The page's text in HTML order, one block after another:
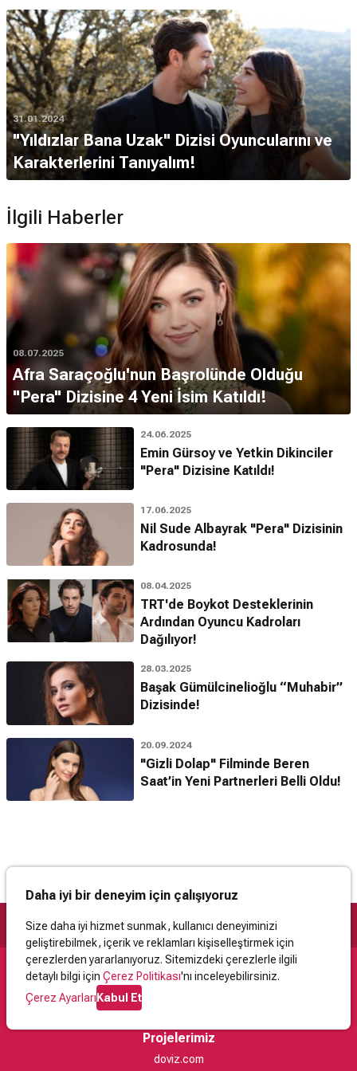
31.01.2024
"Yıldızlar Bana Uzak" Dizisi Oyuncularını ve
Karakterlerini Tanıyalım!
İlgili Haberler
08.07.2025
Afra Saraçoğlu'nun Başrolünde Olduğu
"Pera" Dizisine 4 Yeni İsim Katıldı!
24.06.2025
Emin Gürsoy ve Yetkin Dikinciler
"Pera" Dizisine Katıldı!
17.06.2025
Nil Sude Albayrak "Pera" Dizisinin
Kadrosunda!
08.04.2025
TRT'de Boykot Desteklerinin
Ardından Oyuncu Kadroları
Dağılıyor!
28.03.2025
Başak Gümülcinelioğlu “Muhabir”
Dizisinde!
20.09.2024
"Gizli Dolap" Filminde Beren
Saat’in Yeni Partnerleri Belli Oldu!
Daha iyi bir deneyim için çalışıyoruz
Size daha iyi hizmet sunmak, kullanıcı deneyiminizi
geliştirebilmek, içerik ve reklamları kişiselleştirmek için
çerezlerden yararlanıyoruz. Sitemizdeki çerezlerle ilgili
detaylı bilgi için Çerez Politikası'nı inceleyebilirsiniz.
Çerez AyarlarıKabul Et
Destek
İletişimYardımKullanıcı Sözleşmesi
Projelerimiz
doviz.com